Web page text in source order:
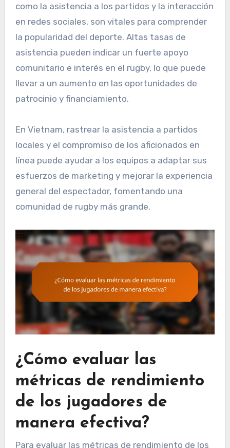
como la asistencia a los partidos y la interacción
en redes sociales, son vitales para comprender
la popularidad del deporte. Altas tasas de
asistencia pueden indicar un fuerte apoyo
comunitario e interés en el rugby, lo que puede
llevar a un aumento en las oportunidades de
patrocinio y financiamiento.
En Vietnam, rastrear la asistencia a partidos
locales y el compromiso de los aficionados en
línea puede ayudar a los equipos a adaptar sus
esfuerzos de marketing y mejorar la experiencia
general del espectador, fomentando una
comunidad de rugby más grande.
¿Cómo evaluar las
métricas de rendimiento
de los jugadores de
manera efectiva?
Para evaluar las métricas de rendimiento de los